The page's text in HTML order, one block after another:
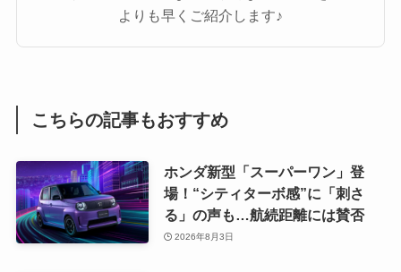
よりも早くご紹介します♪
こちらの記事もおすすめ
ホンダ新型「スーパーワン」登
場！“シティターボ感”に「刺さ
る」の声も…航続距離には賛否
2026年8月3日